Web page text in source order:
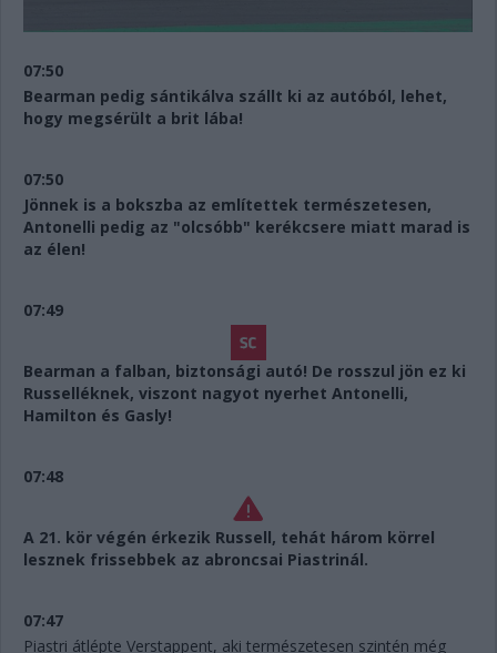
07:50
Bearman pedig sántikálva szállt ki az autóból, lehet,
hogy megsérült a brit lába!
07:50
Jönnek is a bokszba az említettek természetesen,
Antonelli pedig az "olcsóbb" kerékcsere miatt marad is
az élen!
07:49
Bearman a falban, biztonsági autó! De rosszul jön ez ki
Russelléknek, viszont nagyot nyerhet Antonelli,
Hamilton és Gasly!
07:48
A 21. kör végén érkezik Russell, tehát három körrel
lesznek frissebbek az abroncsai Piastrinál.
07:47
Piastri átlépte Verstappent, aki természetesen szintén még